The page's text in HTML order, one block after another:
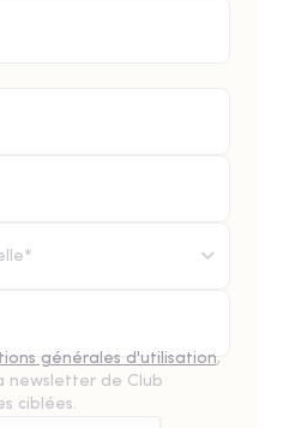
générales d'utilisation,
newsletter de Club
ciblées.